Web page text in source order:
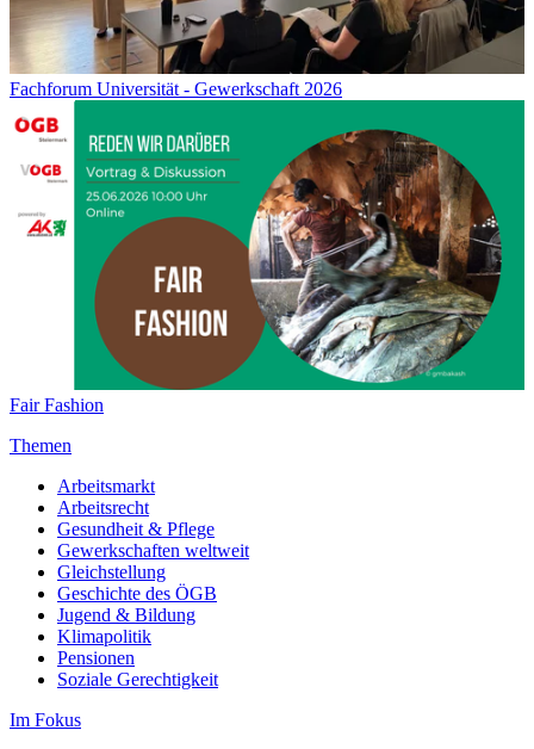
Fachforum Universität - Gewerkschaft 2026
Fair Fashion
Themen
Arbeitsmarkt
Arbeitsrecht
Gesundheit & Pflege
Gewerkschaften weltweit
Gleichstellung
Geschichte des ÖGB
Jugend & Bildung
Klimapolitik
Pensionen
Soziale Gerechtigkeit
Im Fokus